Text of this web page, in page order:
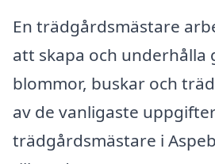
En trädgårdsmästare
att skapa och underhålla
blommor, buskar och
av de vanligaste
trädgårdsmästare i